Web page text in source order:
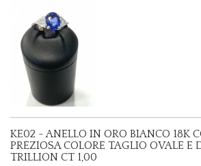
KE02 - ANELLO IN ORO BIANCO 18K
PREZIOSA COLORE TAGLIO OVALE
TRILLION CT 1,00